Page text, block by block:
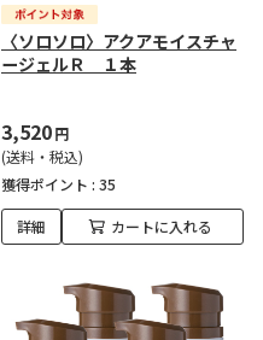
〈ソロソロ〉アクアモイスチャ
ージェルＲ １本
3,520円
(送料・税込)
獲得ポイント : 35
詳細 カートに入れる